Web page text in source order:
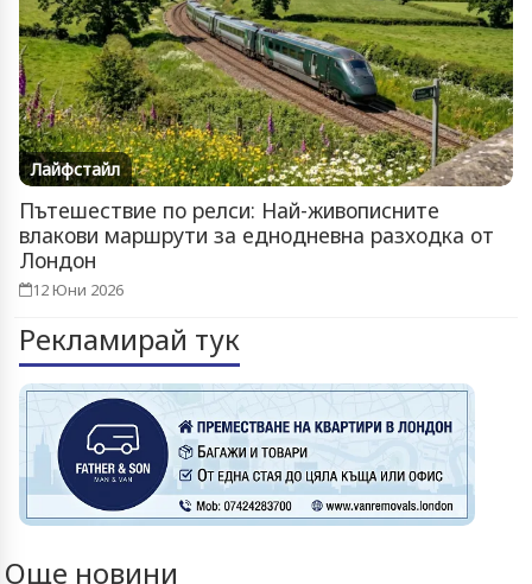
Лайфстайл
Пътешествие по релси: Най-живописните
влакови маршрути за еднодневна разходка от
Лондон
12 Юни 2026
Рекламирай тук
Още новини